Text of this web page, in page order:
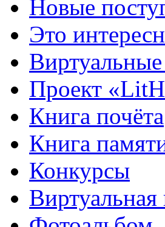
Новые
Это
Проект
Книга почёта
Книга
Конкурсы
Виртуальная